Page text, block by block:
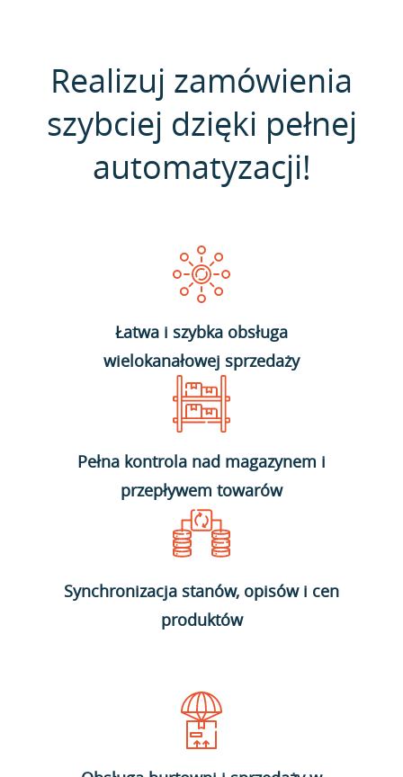
Realizuj zamówienia
szybciej dzięki pełnej
automatyzacji!
Łatwa i szybka obsługa
wielokanałowej sprzedaży
Pełna kontrola nad magazynem i
przepływem towarów
Synchronizacja stanów, opisów i cen
produktów